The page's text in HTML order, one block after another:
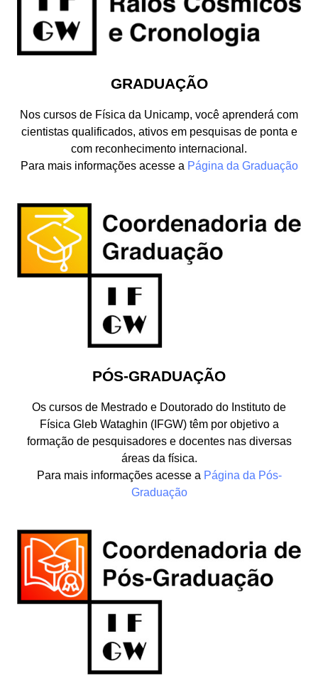
GRADUAÇÃO
Nos cursos de Física da Unicamp, você aprenderá com
cientistas qualificados, ativos em pesquisas de ponta e
com reconhecimento internacional.
Para mais informações acesse a Página da Graduação
PÓS-GRADUAÇÃO
Os cursos de Mestrado e Doutorado do Instituto de
Física Gleb Wataghin (IFGW) têm por objetivo a
formação de pesquisadores e docentes nas diversas
áreas da física.
Para mais informações acesse a Página da Pós-
Graduação